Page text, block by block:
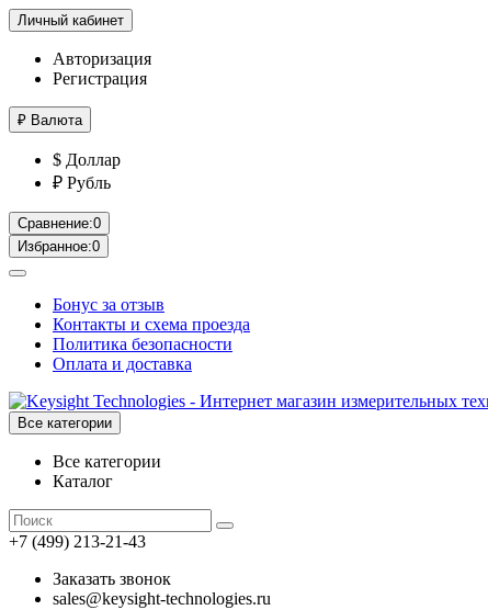
Личный кабинет
Авторизация
Регистрация
₽ Валюта
$ Доллар
₽ Рубль
Сравнение:0
Избранное:0
Бонус за отзыв
Контакты и схема проезда
Политика безопасности
Оплата и доставка
Все категории
Все категории
Каталог
+7 (499) 213-21-43
Заказать звонок
sales@keysight-technologies.ru